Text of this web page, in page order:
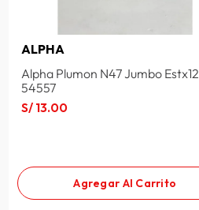
ALPHA
Alpha Plumon N47 Jumbo Estx12
54557
S/ 13.00
Agregar Al Carrito